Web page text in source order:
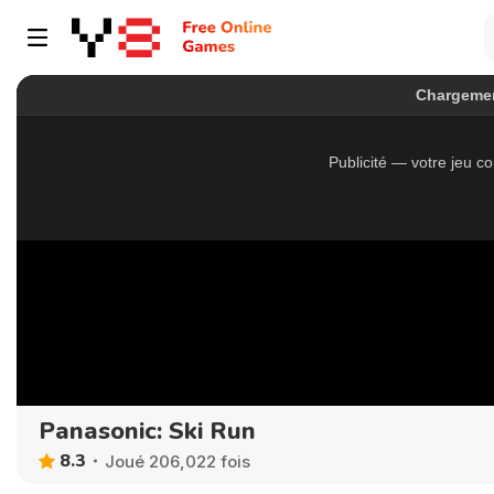
Panasonic: Ski Run
8.3 Joué 206,022 fois